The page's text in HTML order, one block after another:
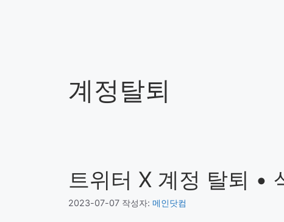
계정탈퇴
트위터 X 계정 탈퇴 •
2023-07-07 작성자: 메인닷컴